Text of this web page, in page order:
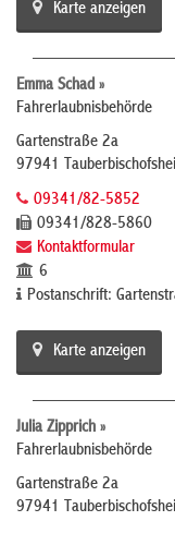
Karte anzeigen
Emma Schad »
Fahrerlaubnisbehörde
Gartenstraße 2a
97941
09341/82-5852
09341/828-5860
Kontaktformular
6
Postanschrift:
Karte anzeigen
Julia Zipprich »
Fahrerlaubnisbehörde
Gartenstraße 2a
97941